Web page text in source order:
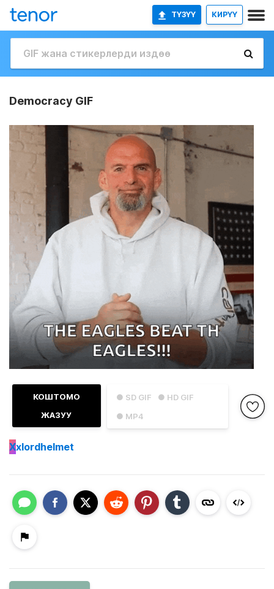
ТҮЗҮҮ КИРҮҮ
Democracy GIF
● SD GIF
● HD GIF
● MP4
КОШТОМО
ЖАЗУУ
Xxlordhelmet